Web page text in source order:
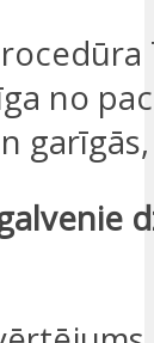
no